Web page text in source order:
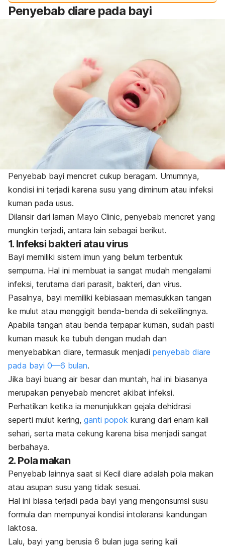
Penyebab diare pada bayi
Penyebab bayi mencret cukup beragam. Umumnya,
kondisi ini terjadi karena susu yang diminum atau infeksi
kuman pada usus.
Dilansir dari laman Mayo Clinic, penyebab mencret yang
mungkin terjadi, antara lain sebagai berikut.
1. Infeksi bakteri atau virus
Bayi memiliki sistem imun yang belum terbentuk
sempurna. Hal ini membuat ia sangat mudah mengalami
infeksi, terutama dari parasit, bakteri, dan virus.
Pasalnya, bayi memiliki kebiasaan memasukkan tangan
ke mulut atau menggigit benda-benda di sekelilingnya.
Apabila tangan atau benda terpapar kuman, sudah pasti
kuman masuk ke tubuh dengan mudah dan
menyebabkan diare, termasuk menjadi penyebab diare
pada bayi 0—6 bulan.
Jika bayi buang air besar dan muntah, hal ini biasanya
merupakan penyebab mencret akibat infeksi.
Perhatikan ketika ia menunjukkan gejala dehidrasi
seperti mulut kering, ganti popok kurang dari enam kali
sehari, serta mata cekung karena bisa menjadi sangat
berbahaya.
2. Pola makan
Penyebab lainnya saat si Kecil diare adalah pola makan
atau asupan susu yang tidak sesuai.
Hal ini biasa terjadi pada bayi yang mengonsumsi susu
formula dan mempunyai kondisi intoleransi kandungan
laktosa.
Lalu, bayi yang berusia 6 bulan juga sering kali